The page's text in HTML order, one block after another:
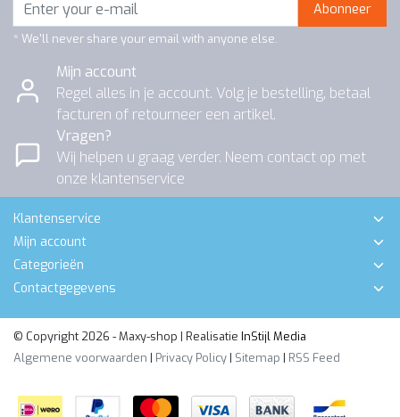
Abonneer
* We'll never share your email with anyone else.
Mijn account
Regel alles in je account. Volg je bestelling, betaal
facturen of retourneer een artikel.
Vragen?
Wij helpen u graag verder. Neem contact op met
onze klantenservice
Klantenservice
Mijn account
Categorieën
Contactgegevens
© Copyright 2026 - Maxy-shop | Realisatie InStijl Media
Algemene voorwaarden | Privacy Policy | Sitemap | RSS Feed